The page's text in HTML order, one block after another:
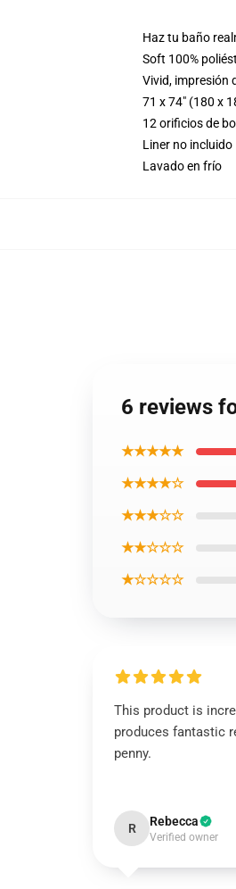
Haz tu baño
Soft 100%
Vivid, impresión
71 x 74" (180 x
12 orificios de
Liner no incluido
Lavado en frío
6 reviews
★★★★★
★★★★☆
★★★☆☆
★★☆☆☆
★☆☆☆☆
This product is
produces fantastic
penny.
R Rebecca
Verified owner